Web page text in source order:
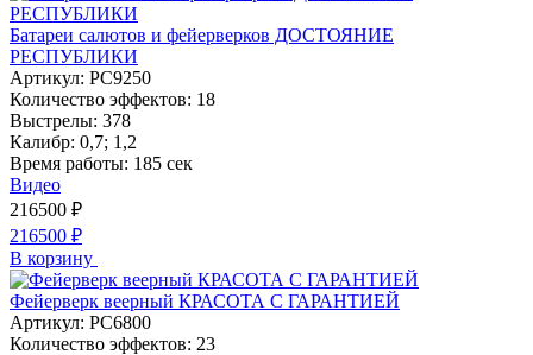
Батареи салютов и фейерверков ДОСТОЯНИЕ
РЕСПУБЛИКИ
Артикул: РС9250
Количество эффектов: 18
Выстрелы: 378
Калибр: 0,7; 1,2
Время работы: 185 сек
Видео
216500 ₽
216500 ₽
В корзину
Фейерверк веерный КРАСОТА С ГАРАНТИЕЙ
Артикул: РС6800
Количество эффектов: 23